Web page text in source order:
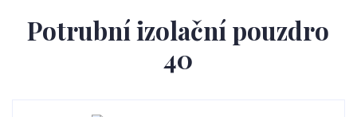
Potrubní izolační pouzdro
40